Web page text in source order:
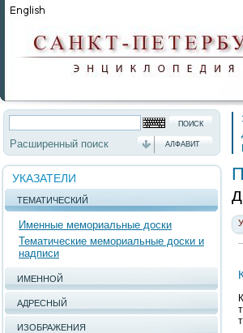
Расширенный поиск АЛФАВИТ
УКАЗАТЕЛИ
ТЕМАТИЧЕСКИЙ
Именные мемориальные доски
Тематические мемориальные доски и
надписи
ИМЕННОЙ
АДРЕСНЫЙ
ИЗОБРАЖЕНИЯ